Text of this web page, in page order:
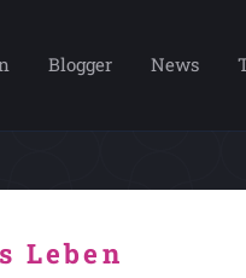
Blogger News
Leben